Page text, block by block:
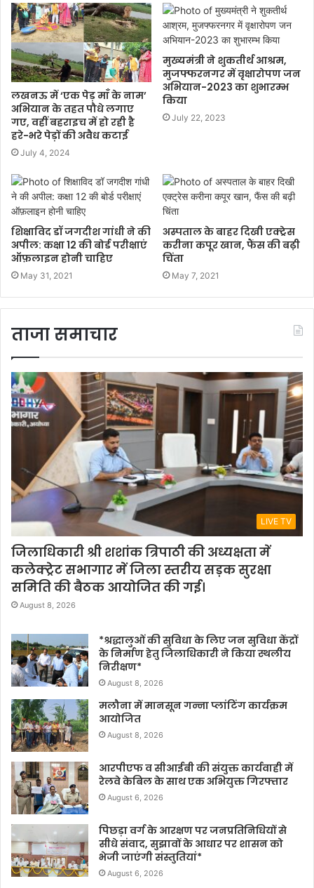
लखनऊ में ‘एक पेड़ माँ के नाम’
अभियान के तहत पौधे लगाए
गए, वहीं बहराइच में हो रही है
हरे-भरे पेड़ों की अवैध कटाई
July 4, 2024
मुख्यमंत्री ने शुकतीर्थ आश्रम,
मुजफ्फरनगर में वृक्षारोपण जन
अभियान-2023 का शुभारम्भ
किया
July 22, 2023
शिक्षाविद डॉ जगदीश गांधी ने की
अपील: कक्षा 12 की बोर्ड परीक्षाएं
ऑफ़लाइन होनी चाहिए
May 31, 2021
अस्पताल के बाहर दिखी एक्ट्रेस
करीना कपूर खान, फैंस की बढ़ी
चिंता
May 7, 2021
ताजा समाचार
LIVE TV
जिलाधिकारी श्री शशांक त्रिपाठी की अध्यक्षता में
कलेक्ट्रेट सभागार में जिला स्तरीय सड़क सुरक्षा
समिति की बैठक आयोजित की गई।
August 8, 2026
*श्रद्धालुओं की सुविधा के लिए जन सुविधा केंद्रों
के निर्माण हेतु जिलाधिकारी ने किया स्थलीय
निरीक्षण*
August 8, 2026
मलौना में मानसून गन्ना प्लांटिंग कार्यक्रम
आयोजित
August 8, 2026
आरपीएफ व सीआईबी की संयुक्त कार्यवाही में
रेलवे केबिल के साथ एक अभियुक्त गिरफ्तार
August 6, 2026
पिछड़ा वर्ग के आरक्षण पर जनप्रतिनिधियों से
सीधे संवाद, सुझावों के आधार पर शासन को
भेजी जाएंगी संस्तुतियां*
August 6, 2026